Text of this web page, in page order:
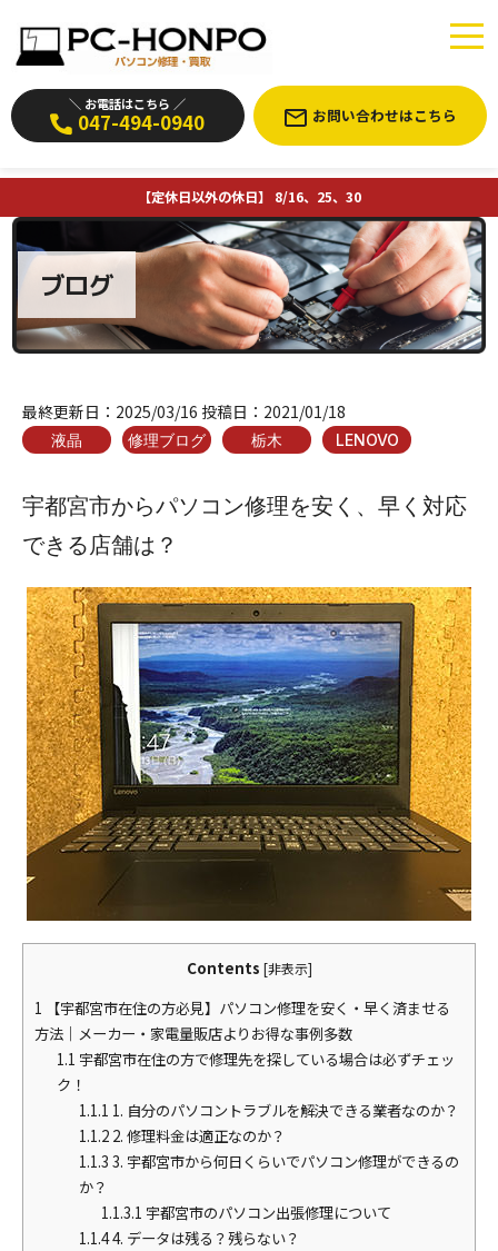
＼ お電話はこちら ／
047-494-0940 お問い合わせはこちら
【定休日以外の休日】 8/16、25、30
ブログ
最終更新日： 2025/03/16 投稿日： 2021/01/18
液晶 修理ブログ 栃木 LENOVO
宇都宮市からパソコン修理を安く、早く対応
できる店舗は？
Contents [非表示]
1 【宇都宮市在住の方必見】パソコン修理を安く・早く済ませる
方法｜メーカー・家電量販店よりお得な事例多数
1.1 宇都宮市在住の方で修理先を探している場合は必ずチェッ
ク！
1.1.1 1. 自分のパソコントラブルを解決できる業者なのか？
1.1.22. 修理料金は適正なのか？
1.1.3 3. 宇都宮市から何日くらいでパソコン修理ができるの
か？
1.1.3.1 宇都宮市のパソコン出張修理について
1.1.44. データは残る？残らない？